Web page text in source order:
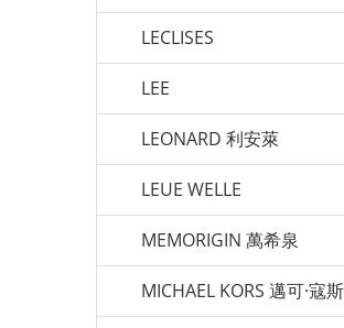
LECLISES
LEE
LEONARD 利安萊
LEUE WELLE
MEMORIGIN 萬希泉
MICHAEL KORS 邁可·寇斯